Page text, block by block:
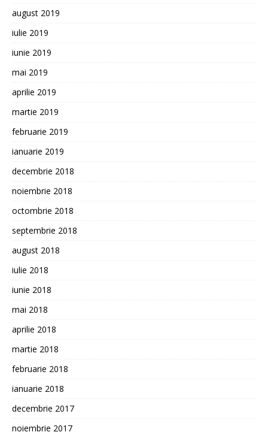
august 2019
iulie 2019
iunie 2019
mai 2019
aprilie 2019
martie 2019
februarie 2019
ianuarie 2019
decembrie 2018
noiembrie 2018
octombrie 2018
septembrie 2018
august 2018
iulie 2018
iunie 2018
mai 2018
aprilie 2018
martie 2018
februarie 2018
ianuarie 2018
decembrie 2017
noiembrie 2017